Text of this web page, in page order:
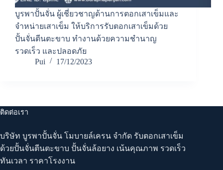
บูรพาปั้นจั่น ผู้เชี่ยวชาญด้านการตอกเสาเข็มและ
จำหน่ายเสาเข็ม ให้บริการรับตอกเสาเข็มด้วย
ปั้นจั่นตีนตะขาบ ทำงานด้วยความชำนาญ
รวดเร็ว และปลอดภัย
Pui
17/12/2023
ติดต่อเรา
บริษัท บูรพาปั้นจั่น โมบายล์เครน จำกัด รับตอกเสาเข็ม
ด้วยปั้นจั่นตีนตะขาบ ปั้นจั่นล้อยาง เน้นคุณภาพ รวดเร็ว
ทันเวลา ราคาโรงงาน